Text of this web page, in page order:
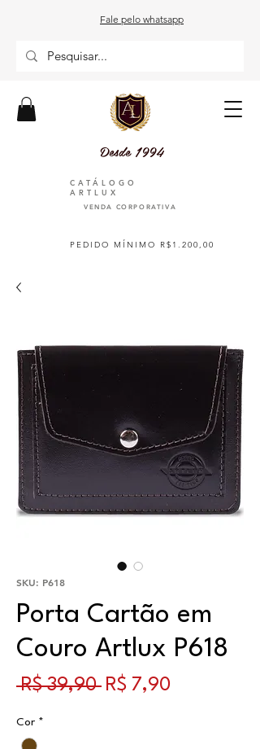
Fale pelo whatsapp
Desde 1994
PEDIDO MÍNIMO R$1.200,00
CATÁLOGO
ARTLUX
VENDA CORPORATIVA
SKU: P618
Porta Cartão em
Couro Artlux P618
R$ 39,90 Preço normal
R$ 7,90
Cor *